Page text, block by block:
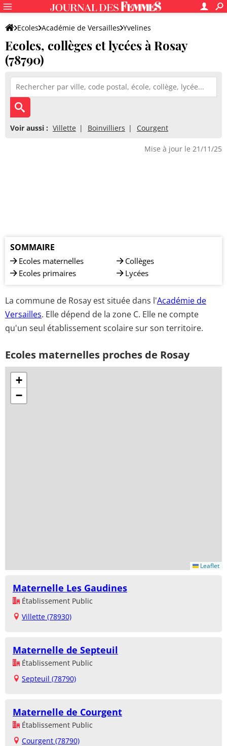
Ecoles Académie de Versailles Yvelines
Ecoles, collèges et lycées à Rosay
(78790)
Voir aussi : Villette Boinvilliers Courgent
Mise à jour le 21/11/25
SOMMAIRE
Ecoles maternelles
Ecoles primaires
Collèges
Lycées
La commune de Rosay est située dans l'Académie de
Versailles. Elle dépend de la zone C. Elle ne compte
qu'un seul établissement scolaire sur son territoire.
Ecoles maternelles proches de Rosay
+
−
Leaflet
Maternelle Les Gaudines
Établissement Public
Villette (78930)
Maternelle de Septeuil
Établissement Public
Septeuil (78790)
Maternelle de Courgent
Établissement Public
Courgent (78790)